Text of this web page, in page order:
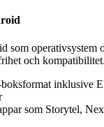
som operativsystem
och kompatibilitet.
inklusive
som Storytel,